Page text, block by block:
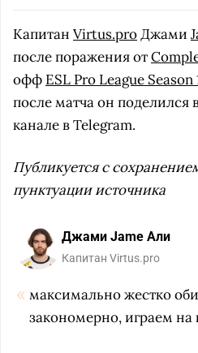
Капитан Virtus.proДжами
после поражения от
офф ESL Pro League Season
после матча он поделился
канале в Telegram.
Публикуется с
пунктуации источника
Джами Jame Али
Капитан Virtus.pro
максимально жестко
закономерно, играем на